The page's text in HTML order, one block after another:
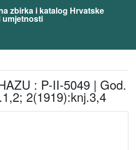
zbirka i katalog Hrvatske
umjetnosti
: P-II-5049 | God.
2(1919):knj.3,4